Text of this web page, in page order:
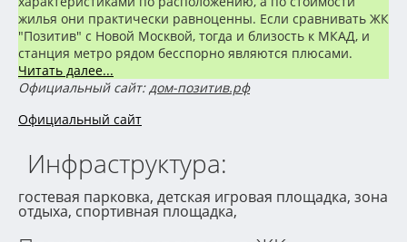
жилья они практически равноценны. Если сравнивать ЖК
"Позитив" с Новой Москвой, тогда и близость к МКАД, и
станция метро рядом бесспорно являются плюсами.
Читать далее...
Официальный сайт:дом-позитив.рф
Официальный сайт
Инфраструктура:
гостевая парковка, детская игровая площадка, зона
отдыха, спортивная площадка,